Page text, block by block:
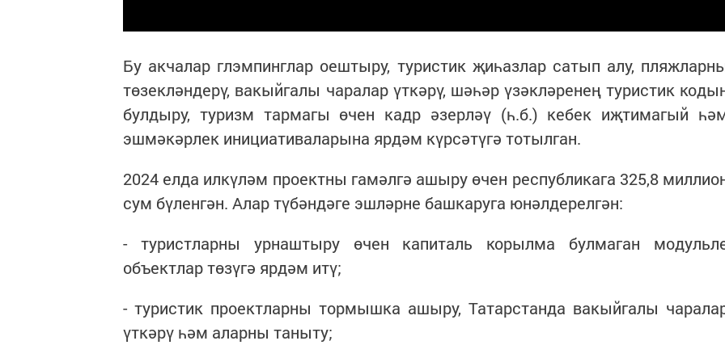
Бу акчалар глэмпинглар оештыру, туристик җиһазлар сатып алу,
төзекләндерү, вакыйгалы чаралар үткәрү, шәһәр үзәкләренең туристик
булдыру, туризм тармагы өчен кадр әзерләү (һ.б.) кебек иҗтимагый
эшмәкәрлек инициативаларына ярдәм күрсәтүгә тотылган.
2024 елда илкүләм проектны гамәлгә ашыру өчен республикага 325,8
сум бүленгән. Алар түбәндәге эшләрне башкаруга юнәлдерелгән:
- туристларны урнаштыру өчен капиталь корылма булмаган
объектлар төзүгә ярдәм итү;
- туристик проектларны тормышка ашыру, Татарстанда вакыйгалы
үткәрү һәм аларны таныту;